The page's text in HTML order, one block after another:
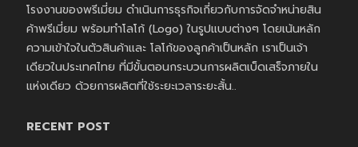
โรงงานของพรีเมี่ยม ดำเนินการธุรกิจเกี่ยวกับการจัดจำหน่ายสิน
ค้าพรีเมี่ยม พร้อมทำโลโก้ (Logo) ในรูปแบบต่างๆ โดยเน้นหลัก
ความเข้าใจในตัวสินค้าและ โลโก้ของลูกค้าเป็นหลัก เราเป็นเจ้า
เดียวในประเทศไทย ที่มีขั้นตอนกระบวนการผลิตเบ็ดเสร็จภายใน
แห่งเดียว ด้วยการผลิตที่ใช้ระยะเวลาระยะสั้น..
RECENT POST